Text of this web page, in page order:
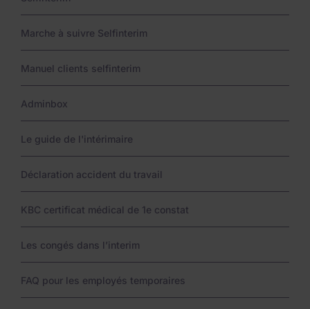
Marche à suivre Selfinterim
Manuel clients selfinterim
Adminbox
Le guide de l'intérimaire
Déclaration accident du travail
KBC certificat médical de 1e constat
Les congés dans l’interim
FAQ pour les employés temporaires